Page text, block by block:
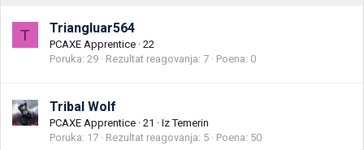
T Triangluar564
PCAXE Apprentice · 22
Poruka 29 Rezultat reagovanja 7 Poena 0
Tribal Wolf
PCAXE Apprentice · 21 · IzTemerin
Poruka 17 Rezultat reagovanja 5 Poena 50